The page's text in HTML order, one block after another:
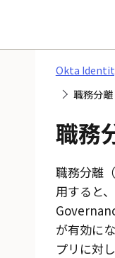
Okta
職務分離
職務
職務分離
用すると、
が有効に
プリに対